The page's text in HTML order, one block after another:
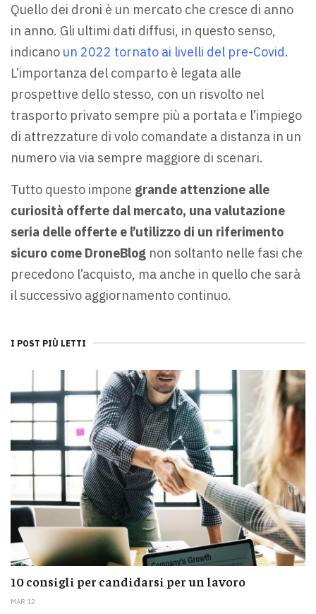
Quello dei droni è un mercato che cresce di anno
in anno. Gli ultimi dati diffusi, in questo senso,
indicano un 2022 tornato ai livelli del pre-Covid.
L’importanza del comparto è legata alle
prospettive dello stesso, con un risvolto nel
trasporto privato sempre più a portata e l’impiego
di attrezzature di volo comandate a distanza in un
numero via via sempre maggiore di scenari.
Tutto questo impone grande attenzione alle
curiosità offerte dal mercato, una valutazione
seria delle offerte e l’utilizzo di un riferimento
sicuro come DroneBlog non soltanto nelle fasi che
precedono l’acquisto, ma anche in quello che sarà
il successivo aggiornamento continuo.
I POST PIÙ LETTI
10 consigli per candidarsi per un lavoro
MAR 12